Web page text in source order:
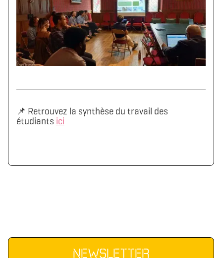
📌 Retrouvez la synthèse du travail des
étudiants ici
NEWSLETTER